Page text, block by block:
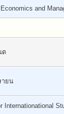
and
ต
ายน
Internationational